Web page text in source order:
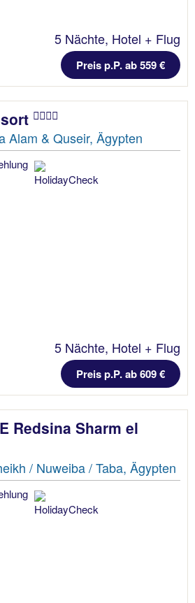
5 Nächte, Hotel + Flug
Preis p.P. ab 559 €
Alam & Quseir, Ägypten
5 Nächte, Hotel + Flug
Preis p.P. ab 609 €
Redsina Sharm el
/ Nuweiba / Taba, Ägypten